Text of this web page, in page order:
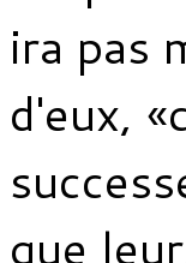
ira pas
d'eux,
que